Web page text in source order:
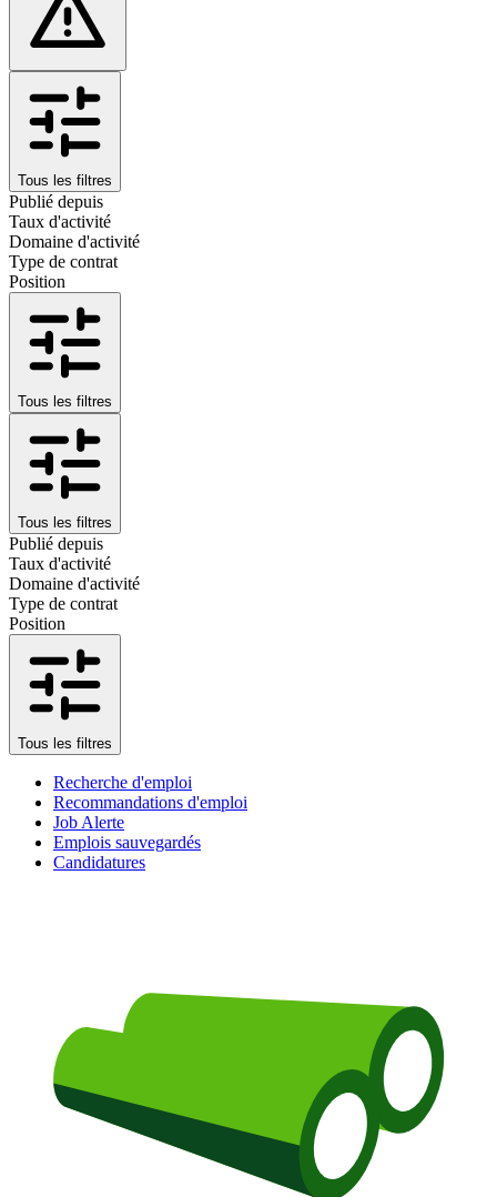
Tous les filtres
Publié depuis
Taux d'activité
Domaine d'activité
Type de contrat
Position
Tous les filtres
Tous les filtres
Publié depuis
Taux d'activité
Domaine d'activité
Type de contrat
Position
Tous les filtres
Recherche d'emploi
Recommandations d'emploi
Job Alerte
Emplois sauvegardés
Candidatures